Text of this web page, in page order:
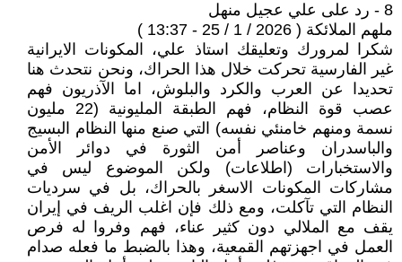
8 - رد على علي عجيل منهل
ملهم الملائكة ( 2026 / 1 / 25 - 13:37 )
شكرا لمرورك وتعليقك استاذ علي، المكونات الايرانية
غير الفارسية تحركت خلال هذا الحراك، ونحن نتحدث هنا
تحديدا عن العرب والكرد والبلوش، اما الآذريون فهم
عصب قوة النظام، فهم الطبقة المليونية (22 مليون
نسمة ومنهم خامنئي نفسه) التي صنع منها النظام البسيج
والباسدران وعناصر أمن الثورة في دوائر الأمن
والاستخبارات (اطلاعات) ولكن الموضوع ليس في
مشاركات المكونات الاسغر بالحراك، بل في سرديات
النظام التي تآكلت، ومع ذلك فإن اغلب الريف في إيران
يقف مع الملالي دون كثير عناء، فهم وفروا له فرص
العمل في اجهزتهم القمعية، وهذا بالضبط ما فعله صدام